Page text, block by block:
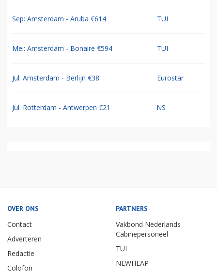
Sep: Amsterdam - Aruba €614 TUI
Mei: Amsterdam - Bonaire €594 TUI
Jul: Amsterdam - Berlijn €38 Eurostar
Jul: Rotterdam - Antwerpen €21 NS
OVER ONS
Contact
Adverteren
Redactie
Colofon
PARTNERS
Vakbond Nederlands
Cabinepersoneel
TUI
NEWHEAP